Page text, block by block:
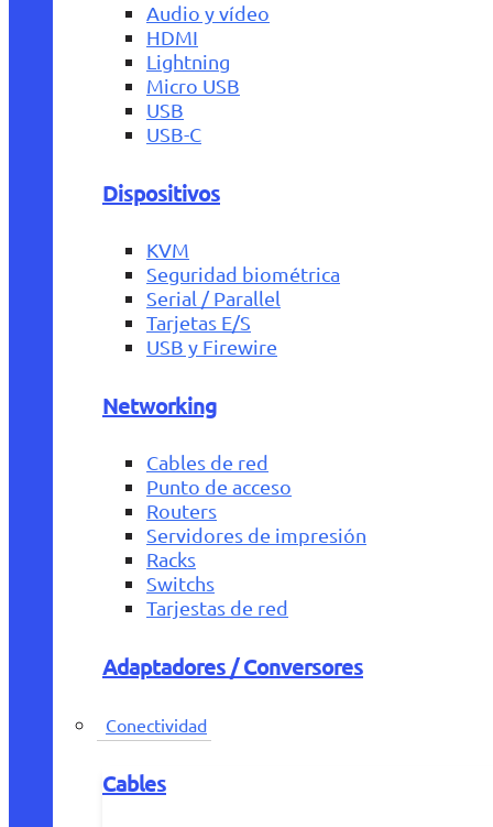
Audio y vídeo
HDMI
Lightning
Micro USB
USB
USB-C
Dispositivos
KVM
Seguridad biométrica
Serial / Parallel
Tarjetas E/S
USB y Firewire
Networking
Cables de red
Punto de acceso
Routers
Servidores de impresión
Racks
Switchs
Tarjestas de red
Adaptadores / Conversores
Conectividad
Cables